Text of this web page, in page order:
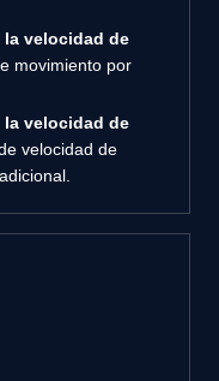
la velocidad de
movimiento por
la velocidad de
velocidad de